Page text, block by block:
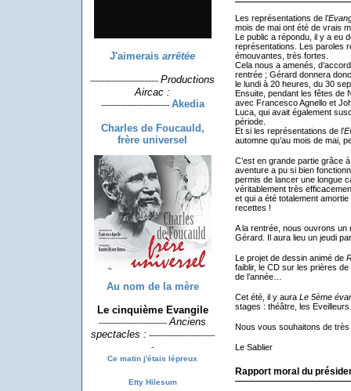
J'aimerais arrêtée
----------------------------- Productions
Aircac :
----------------------------- Akedia
Charles de Foucauld,
frère universel
Au nom de la mère
Le cinquième Evangile
-----------------------------Anciens
spectacles : ----------------------------
-
Ce matin j'étais lépreux
Etty Hilesum
Les représentations de l’
mois de mai ont été de vrais
Le public a répondu, il y a eu
représentations. Les paroles
émouvantes, très fortes.
Cela nous a amenés,
rentrée ; Gérard donnera
le lundi à 20 heures, du 30
Ensuite, pendant les fêtes de
avec Francesco Agnello et
Luca, qui avait également
période.
Et si les représentations de l’
automne qu’au mois de mai,
C’est en grande partie grâce
aventure a pu si bien
permis de lancer une longue
véritablement très
et qui a été totalement
recettes !
A la rentrée, nous ouvrons un
Gérard. Il aura lieu un jeudi
Le projet de dessin animé de
faiblir, le CD sur les prières
de l’année…
Cet été, il y aura Le 5ème
stages : théâtre, les
Nous vous souhaitons de
Le Sablier
Rapport moral du